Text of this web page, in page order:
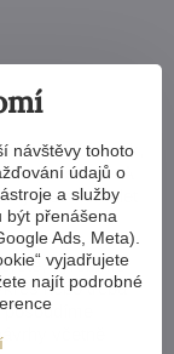
počet žárovek,
neomezené. A
lustr komplet
vyrobíme
nebo třeba
včetně
návštěvy tohoto
údajů o
a služby
být přenášena
Ads, Meta).
vyjadřujete
najít podrobné